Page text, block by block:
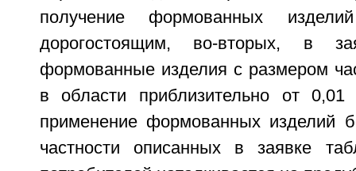
получение формованных
дорогостоящим, во-вторых, в
формованные изделия с размером
в области приблизительно от
применение формованных изделий
частности описанных в заявке